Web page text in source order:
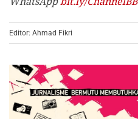
Editor: Ahmad Fikri